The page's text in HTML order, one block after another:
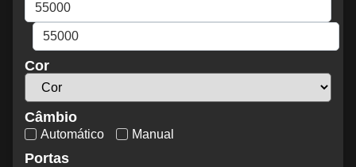
Cor
Câmbio
Automático Manual
Portas